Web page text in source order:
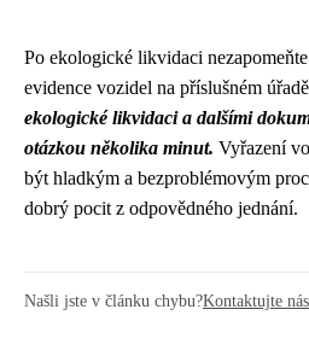
Po ekologické likvidaci
evidence vozidel na příslušném
ekologické likvidaci a dalšími
otázkou několika minut. Vyřazení
být hladkým a bezproblémovým
dobrý pocit z odpovědného jednání.
Našli jste v článku chybu?Kontaktujte nás